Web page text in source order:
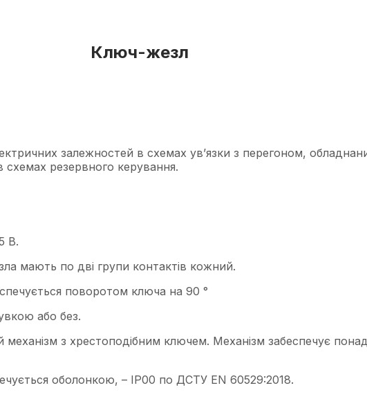
Ключ-жезл
залежностей в схемах ув’язки з перегоном,
резервного керування.
В.
мають по дві групи контактів кожний.
поворотом ключа на 90 °
або без.
з хрестоподібним ключем. Механізм забеспечує
оболонкою, – IP00 по ДСТУ EN 60529:2018.